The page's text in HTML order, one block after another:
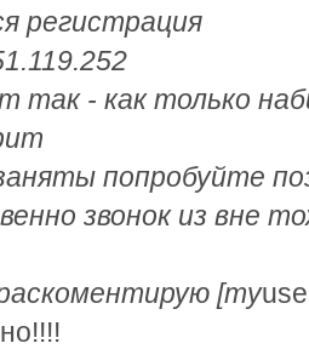
регистрация
так - как только
попробуйте
звонок из вне
[my